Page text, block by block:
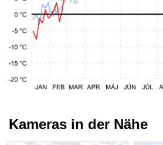
Kameras in der Nähe